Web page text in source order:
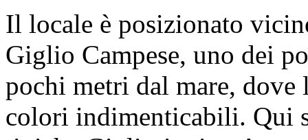
Il locale è posizionato
Giglio Campese, uno dei
pochi metri dal mare, dove
colori indimenticabili. Qui